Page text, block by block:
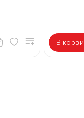
В